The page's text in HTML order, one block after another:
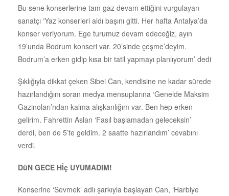
Bu sene konserlerine tam gaz devam ettiğini vurgulayan
sanatçı ‘Yaz konserleri aldı başını gitti. Her hafta Antalya’da
konser veriyorum. Ege turumuz devam edeceğiz, ayın
19’unda Bodrum konseri var. 20’sinde çeşme’deyim.
Bodrum’a erken gidip kısa bir tatil yapmayı planlıyorum’ dedi
Şıklığıyla dikkat çeken Sibel Can, kendisine ne kadar sürede
hazırlandığını soran medya mensuplarına ‘Genelde Maksim
Gazinoları’ndan kalma alışkanlığım var. Ben hep erken
gelirim. Fahrettin Aslan ‘Fasıl başlamadan geleceksin’
derdi, ben de 5’te geldim. 2 saatte hazırlandım’ cevabını
verdi.
DüN GECE Hİç UYUMADIM!
Konserine ‘Sevmek’ adlı şarkıyla başlayan Can, ‘Harbiye